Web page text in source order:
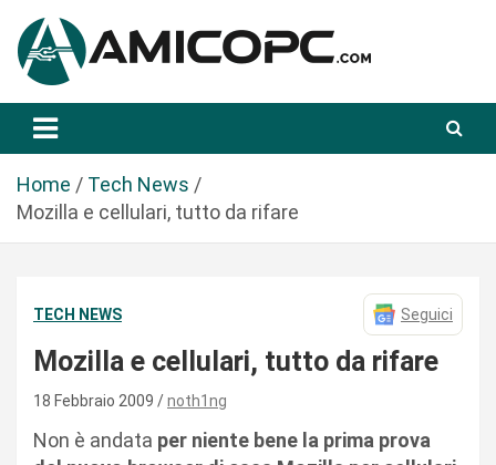
a
Amicopc.com
Home
Tech News
Mozilla e cellulari, tutto da rifare
TECH NEWS Seguici
Mozilla e cellulari, tutto da rifare
18 Febbraio 2009 noth1ng
Non è andata per niente bene la prima prova